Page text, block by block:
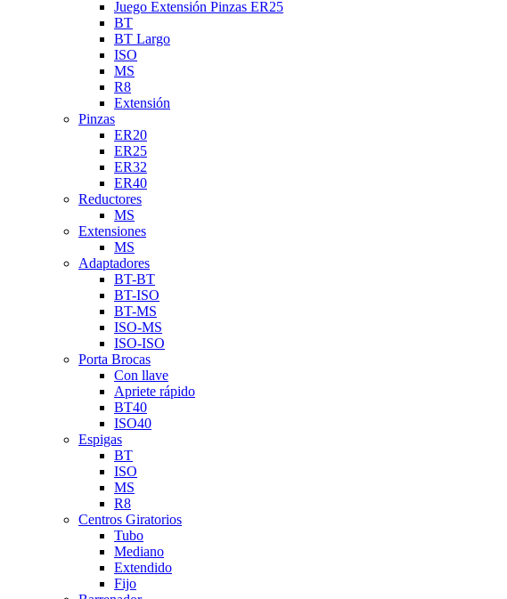
Juego Extensión Pinzas ER25
BT
BT Largo
ISO
MS
R8
Extensión
Pinzas
ER20
ER25
ER32
ER40
Reductores
MS
Extensiones
MS
Adaptadores
BT-BT
BT-ISO
BT-MS
ISO-MS
ISO-ISO
Porta Brocas
Con llave
Apriete rápido
BT40
ISO40
Espigas
BT
ISO
MS
R8
Centros Giratorios
Tubo
Mediano
Extendido
Fijo